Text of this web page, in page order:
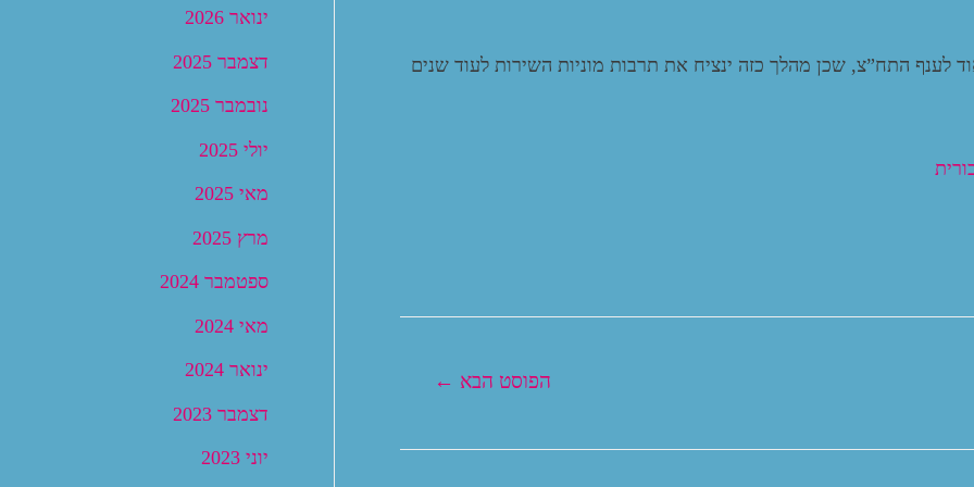
התח”צ, שכן מהלך כזה ינציח את תרבות מוניות השירות לעוד שנים
הפוסט הבא ←
ינואר 2026
דצמבר 2025
נובמבר 2025
יולי 2025
מאי 2025
מרץ 2025
ספטמבר 2024
מאי 2024
ינואר 2024
דצמבר 2023
יוני 2023